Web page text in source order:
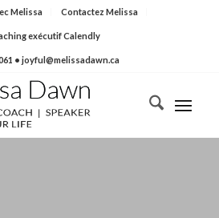
Melissa Contactez Melissa
exécutif Calendly
• joyful@melissadawn.ca